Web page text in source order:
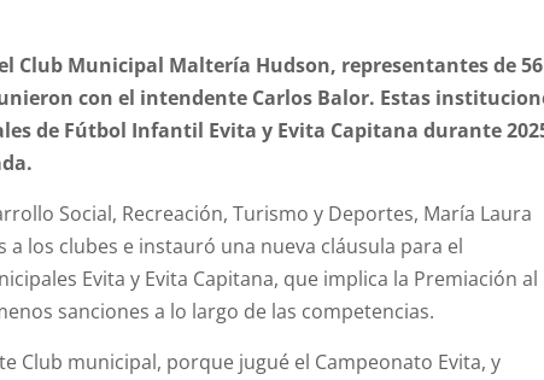
Club Municipal Maltería Hudson, representantes de 56
con el intendente Carlos Balor. Estas
de Fútbol Infantil Evita y Evita Capitana durante
Social, Recreación, Turismo y Deportes, María Laura
los clubes e instauró una nueva cláusula para el
Evita y Evita Capitana, que implica la Premiación al
sanciones a lo largo de las competencias.
Club municipal, porque jugué el Campeonato Evita, y